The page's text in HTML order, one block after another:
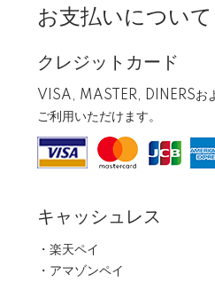
お支払いについて
クレジットカード
VISA, MASTER, DINERSお
ご利用いただけます。
キャッシュレス
・楽天ペイ
・アマゾンペイ